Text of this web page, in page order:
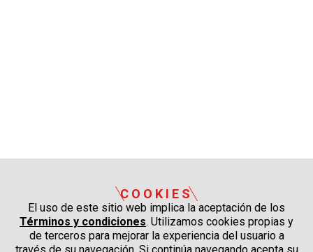
COOKIES
El uso de este sitio web implica la aceptación de los
Términos y condiciones. Utilizamos cookies propias y
de terceros para mejorar la experiencia del usuario a